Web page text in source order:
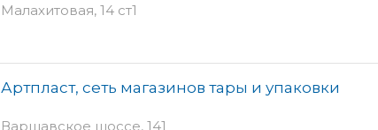
Малахитовая, 14 ст1
Артпласт, сеть магазинов тары и упаковки
Варшавское шоссе, 141